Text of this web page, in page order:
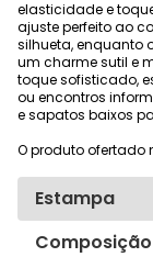
elasticidade e
ajuste perfeito ao
silhueta, enquanto
um charme sutil e
toque sofisticado,
ou encontros
e sapatos baixos
O produto
Estampa
Composição